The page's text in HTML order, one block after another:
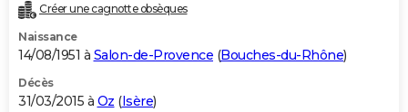
Créer une cagnotte obsèques
Naissance
14/08/1951 à Salon-de-Provence (Bouches-du-Rhône)
Décès
31/03/2015 à Oz (Isère)